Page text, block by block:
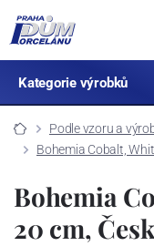
Kategorie výrobků
Podle vzoru a
Bohemia Cobalt,
Bohemia
20 cm,